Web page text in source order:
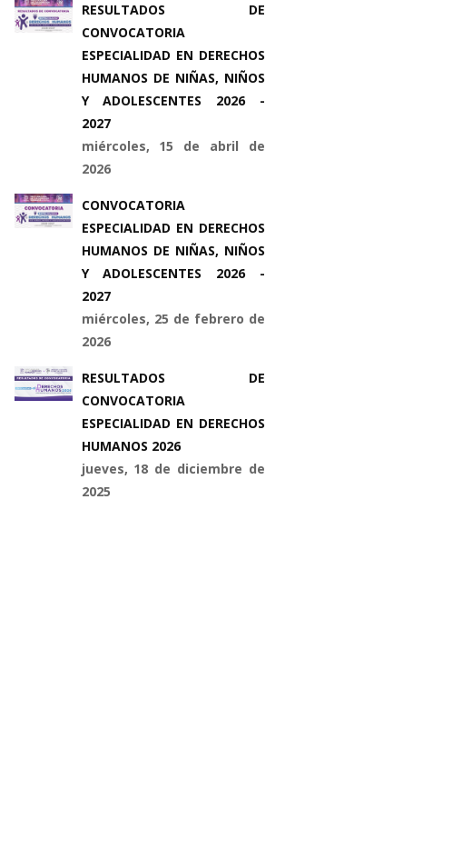
RESULTADOS DE
CONVOCATORIA
ESPECIALIDAD EN DERECHOS
HUMANOS DE NIÑAS, NIÑOS
Y ADOLESCENTES 2026 -
2027
miércoles, 15 de abril de
2026
CONVOCATORIA
ESPECIALIDAD EN DERECHOS
HUMANOS DE NIÑAS, NIÑOS
Y ADOLESCENTES 2026 -
2027
miércoles, 25 de febrero de
2026
RESULTADOS DE
CONVOCATORIA
ESPECIALIDAD EN DERECHOS
HUMANOS 2026
jueves, 18 de diciembre de
2025